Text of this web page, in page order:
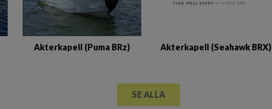
Akterkapell (Puma BRz) Akterkapell (Seahawk BRX)
SE ALLA